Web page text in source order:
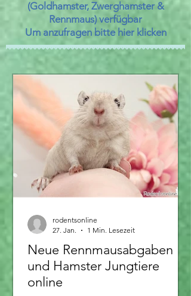
(Goldhamster, Zwerghamster &
Rennmaus) verfügbar
Um anzufragen bitte hier klicken
Neue Rennmausabgaben
und Hamster Jungtiere
online
rodentsonline
27. Jan.
1 Min. Lesezeit